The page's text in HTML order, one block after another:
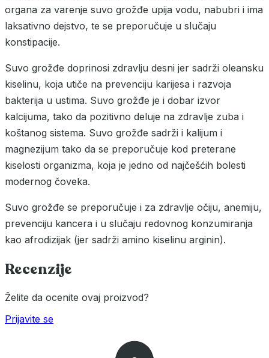
organa za varenje suvo grožđe upija vodu, nabubri i ima
laksativno dejstvo, te se preporučuje u slučaju
konstipacije.
Suvo grožđe doprinosi zdravlju desni jer sadrži oleansku
kiselinu, koja utiče na prevenciju karijesa i razvoja
bakterija u ustima. Suvo grožđe je i dobar izvor
kalcijuma, tako da pozitivno deluje na zdravlje zuba i
koštanog sistema. Suvo grožđe sadrži i kalijum i
magnezijum tako da se preporučuje kod preterane
kiselosti organizma, koja je jedno od najčešćih bolesti
modernog čoveka.
Suvo grožđe se preporučuje i za zdravlje očiju, anemiju,
prevenciju kancera i u slučaju redovnog konzumiranja
kao afrodizijak (jer sadrži amino kiselinu arginin).
Recenzije
Želite da ocenite ovaj proizvod?
Prijavite se